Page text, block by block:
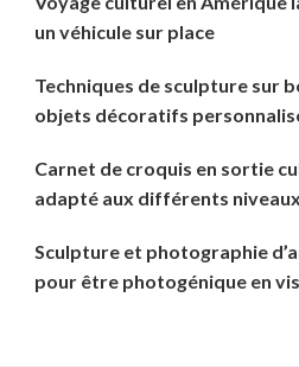
un véhicule sur place
Techniques de sculpture sur
objets décoratifs
Carnet de croquis en sortie
adapté aux différents
Sculpture et photographie
pour être photogénique en